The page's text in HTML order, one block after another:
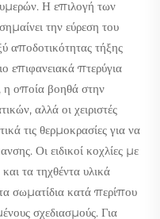
Η επιλογή των
την εύρεση του
αποδοτικότητας τήξης
επιφανειακά πτερύγια
η οποία βοηθά στην
αλλά οι χειριστές
τις θερμοκρασίες για να
Οι ειδικοί κοχλίες με
τα τηχθέντα υλικά
σωματίδια κατά περίπου
σχεδιασμούς. Για